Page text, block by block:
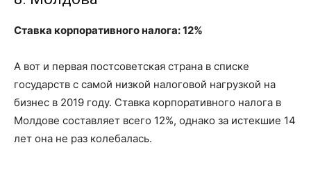
Ставка корпоративного налога: 12%
А вот и первая постсоветская страна в списке
государств с самой низкой налоговой нагрузкой на
бизнес в 2019 году. Ставка корпоративного налога в
Молдове составляет всего 12%, однако за истекшие 14
лет она не раз колебалась.